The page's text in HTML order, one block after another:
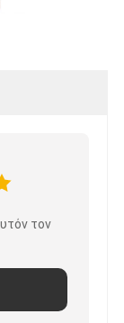
τον